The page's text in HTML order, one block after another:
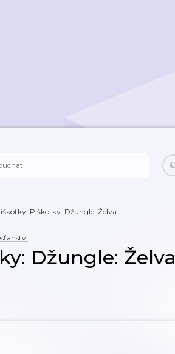
Piškotky: Džungle: Želva
Džungle: Želva